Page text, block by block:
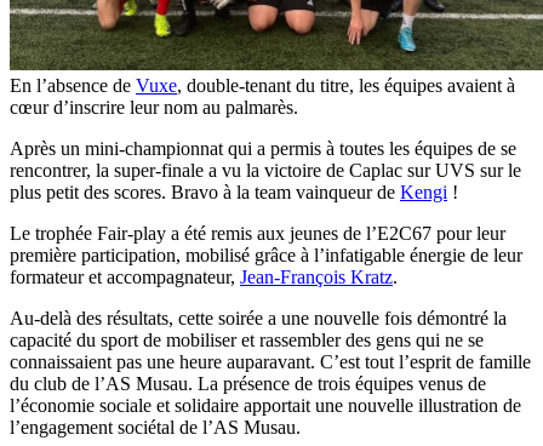
En l’absence de Vuxe, double-tenant du titre, les équipes avaient à
cœur d’inscrire leur nom au palmarès.
Après un mini-championnat qui a permis à toutes les équipes de se
rencontrer, la super-finale a vu la victoire de Caplac sur UVS sur le
plus petit des scores. Bravo à la team vainqueur de Kengi !
Le trophée Fair-play a été remis aux jeunes de l’E2C67 pour leur
première participation, mobilisé grâce à l’infatigable énergie de leur
formateur et accompagnateur, Jean-François Kratz.
Au-delà des résultats, cette soirée a une nouvelle fois démontré la
capacité du sport de mobiliser et rassembler des gens qui ne se
connaissaient pas une heure auparavant. C’est tout l’esprit de famille
du club de l’AS Musau. La présence de trois équipes venus de
l’économie sociale et solidaire apportait une nouvelle illustration de
l’engagement sociétal de l’AS Musau.